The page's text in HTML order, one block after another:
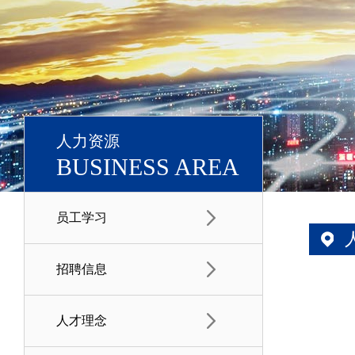
人力资源
BUSINESS AREA
员工学习
招聘信息
人才理念